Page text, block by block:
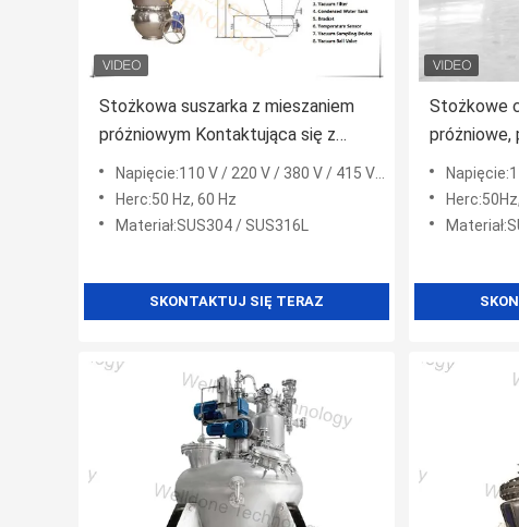
Stożkowa suszarka z mieszaniem
próżniowym Kontaktująca się z
ciepłem Różne formy mieszadła do
polimerów
Napięcie:110 V / 220 V / 380 V / 415 V / 480 V.
Herc:50 Hz, 60 Hz
Materiał:SUS304 / SUS316L
SKONTAKTUJ SIĘ TERAZ
Stożkowe
próżniowe,